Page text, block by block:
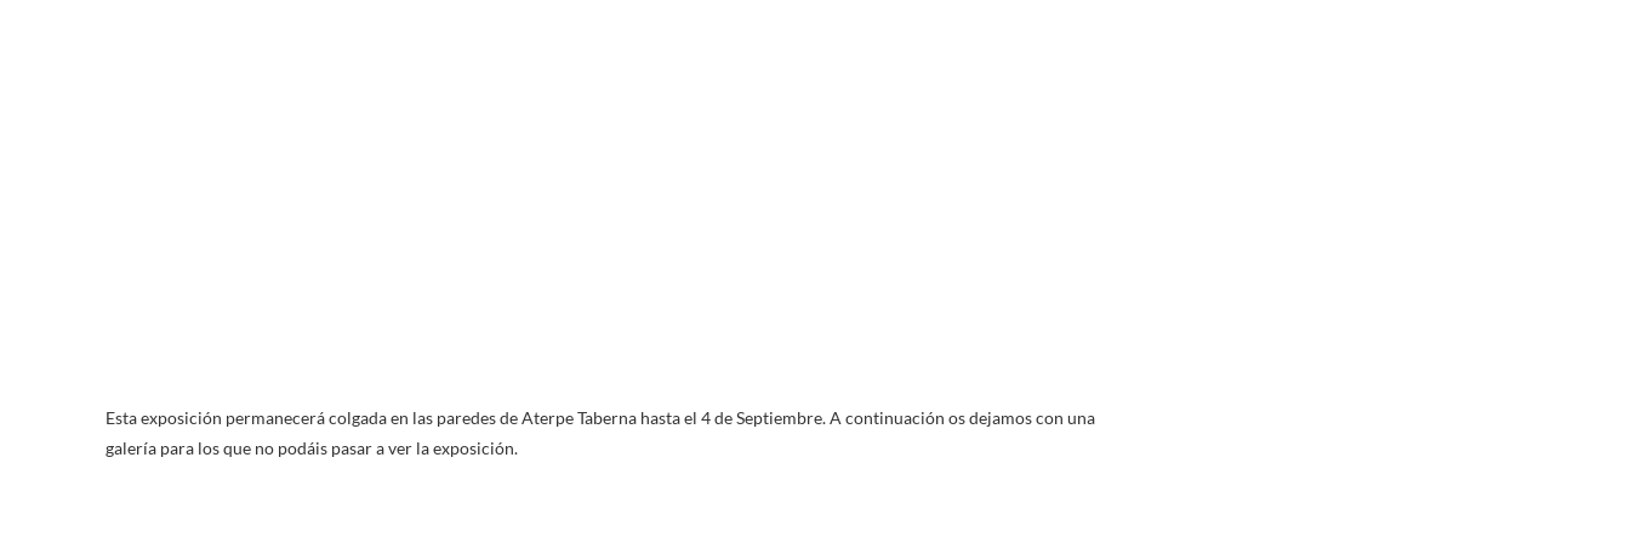
Esta exposición permanecerá colgada en las paredes de Aterpe Taberna hasta el 4 de Septiembre. A continuación os dejamos con una
galería para los que no podáis pasar a ver la exposición.